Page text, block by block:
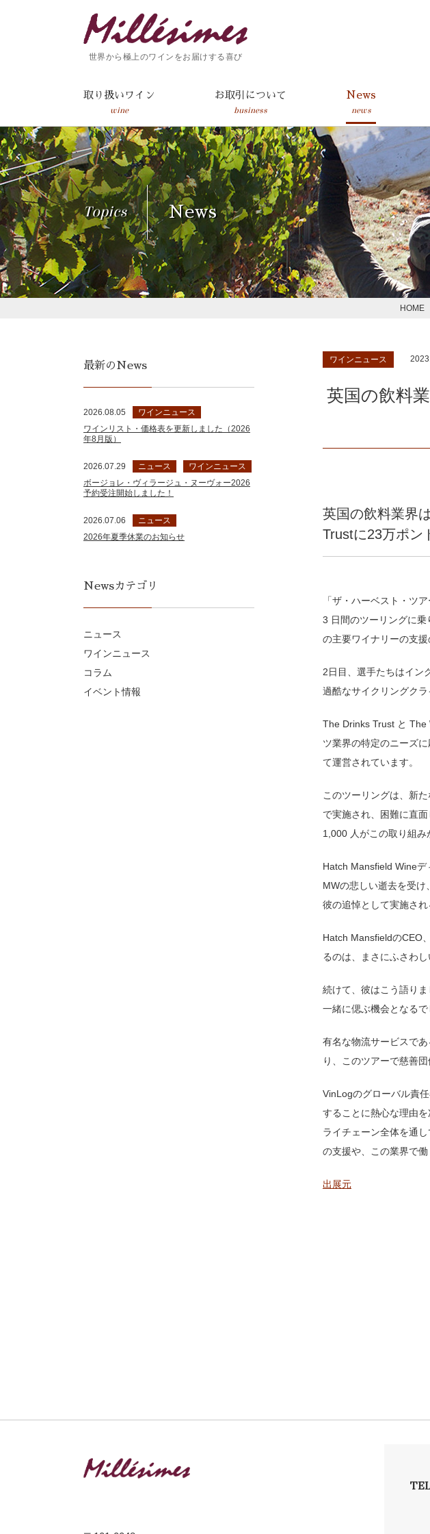
世界から極上のワインをお届けする喜び
取り扱いワイン
wine
お取引について
business
News
news
Topics News
HOME
ワインニュース
英国の飲料
英国の飲料業界
Trustに23万ポン
「ザ・ハーベスト・ツ
3 日間のツーリングに乗
の主要ワイナリーの支
2日目、選手たちはイン
過酷なサイクリングクラ
The Drinks Trust と The
ツ業界の特定のニーズ
て運営されています。
このツーリングは、新
で実施され、困難に直
1,000 人がこの取り組み
Hatch Mansfield Wine
MWの悲しい逝去を受け
彼の追悼として実施され
Hatch MansfieldのCEO
るのは、まさにふさわ
続けて、彼はこう語り
一緒に偲ぶ機会となる
有名な物流サービスで
り、このツアーで慈善
VinLogのグローバル責
することに熱心な理由
ライチェーン全体を通
の支援や、この業界で働
出展元
最新のNews
2026.08.05
ワインニュース
ワインリスト・価格表を更新しました（2026
年8月版）
2026.07.29 ニュース
ワインニュース
ボージョレ・ヴィラージュ・ヌーヴォー2026
予約受注開始しました！
2026.07.06
ニュース
2026年夏季休業のお知らせ
Newsカテゴリ
ニュース
ワインニュース
コラム
イベント情報